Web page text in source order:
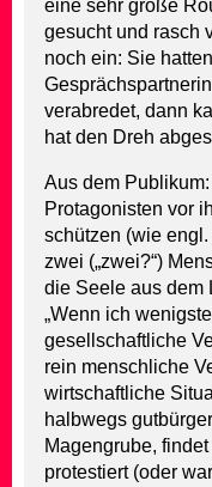
eine sehr große
gesucht und rasch
noch ein: Sie
verabredet, dann
hat den Dreh
Aus dem
Protagonisten vor
schützen (wie
zwei („zwei?“)
die Seele aus dem
„Wenn ich
gesellschaftliche
rein menschliche
wirtschaftliche
halbwegs
Magengrube,
protestiert (oder